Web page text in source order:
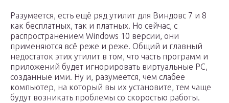
Разумеется, есть ещё ряд утилит для Виндовс 7 и 8
как бесплатных, так и платных. Но сейчас, с
распространением Windows 10 версии, они
применяются всё реже и реже. Общий и главный
недостаток этих утилит в том, что часть программ и
приложений будет игнорировать виртуальные РС,
созданные ими. Ну и, разумеется, чем слабее
компьютер, на который вы их установите, тем чаще
будут возникать проблемы со скоростью работы.